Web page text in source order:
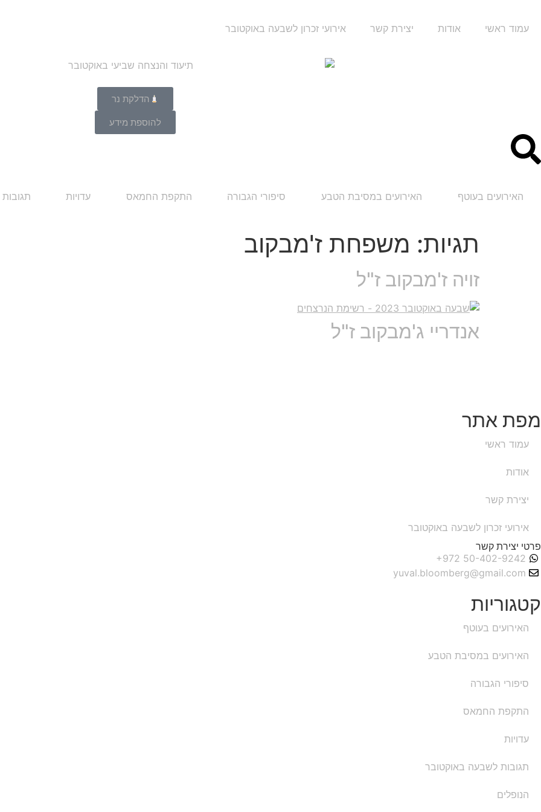
עמוד ראשי אודות יצירת קשר אירועי זכרון לשבעה באוקטובר
הדלקת נר
להוספת מידע
האירועים בעוטף האירועים במסיבת הטבע סיפורי הגבורה התקפת החמאס עדויות
תגיות: משפחת ז'מבקוב
זויה ז'מבקוב ז"ל
אנדריי ג'מבקוב ז"ל
מפת אתר
עמוד ראשי
אודות
יצירת קשר
אירועי זכרון לשבעה באוקטובר
פרטי יצירת קשר
yuval.bloomberg@gmail.com
קטגוריות
האירועים בעוטף
האירועים במסיבת הטבע
סיפורי הגבורה
התקפת החמאס
עדויות
תגובות לשבעה באוקטובר
הנופלים